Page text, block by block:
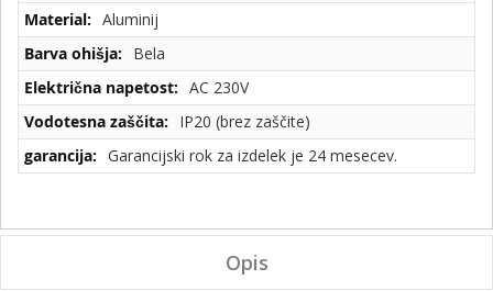
Aluminij
Bela
AC 230V
IP20 (brez zaščite)
Garancijski rok za izdelek je 24 mesecev.
Opis